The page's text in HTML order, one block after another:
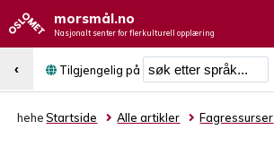
morsmål.no
Nasjonalt senter for flerkulturell opplæring
Tilgjengelig på
Søk etter språk
‹
hehe Startside Alle artikler Fagressurser